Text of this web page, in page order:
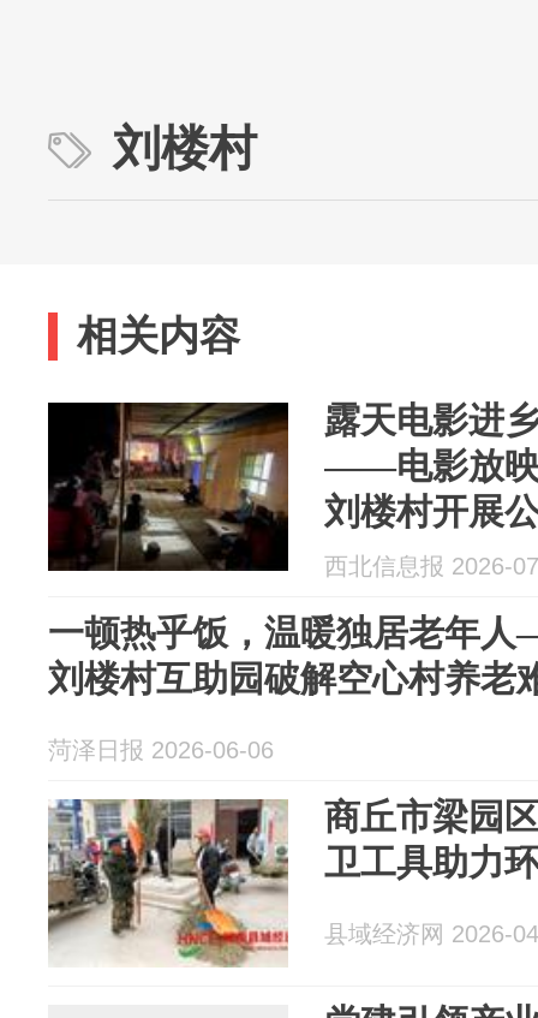
刘楼村
相关内容
露天电影进
——电影放映
刘楼村开展
西北信息报 2026-
一顿热乎饭，温暖独居老年
刘楼村互助园破解空心村养老
菏泽日报 2026-06-06
商丘市梁园
卫工具助力
县域经济网 2026-